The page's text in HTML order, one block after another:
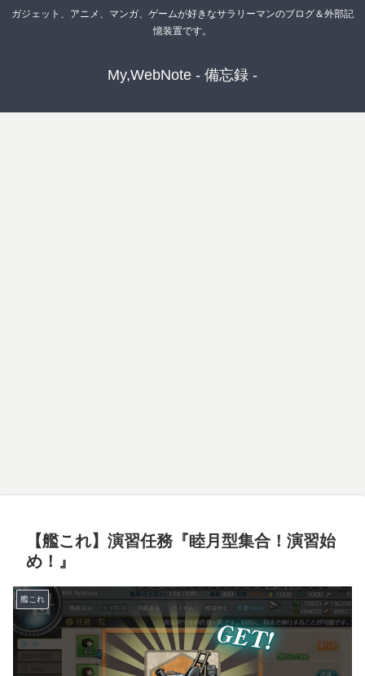
ガジェット、アニメ、マンガ、ゲームが好きなサラリーマンのブログ＆外部記
憶装置です。
My,WebNote - 備忘録 -
【艦これ】演習任務『睦月型集合！演習始
め！』
艦これ